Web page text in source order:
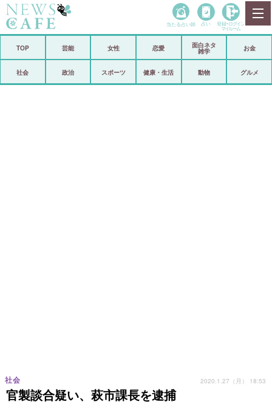
政治
当たる占い師 占い 登録• ログイン
マイルーム
TOP 芸能 女性 恋愛
面白ネタ
雑学
お金
社会 政治 スポーツ 健康・生活 動物 グルメ
官製談合疑い、萩市課長を逮捕
社会 2020.1.27（月） 18:53